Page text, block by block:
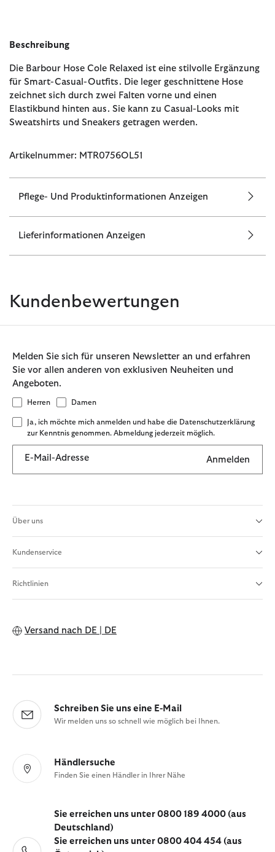
Beschreibung
Die Barbour Hose Cole Relaxed ist eine stilvolle Ergänzung
für Smart-Casual-Outfits. Die leger geschnittene Hose
zeichnet sich durch zwei Falten vorne und einen
Elastikbund hinten aus. Sie kann zu Casual-Looks mit
Sweatshirts und Sneakers getragen werden.
Artikelnummer: MTR0756OL51
Pflege- Und Produktinformationen Anzeigen
Lieferinformationen Anzeigen
Kundenbewertungen
Melden Sie sich für unseren Newsletter an und erfahren
Sie vor allen anderen von exklusiven Neuheiten und
Angeboten.
Herren Damen
Ja, ich möchte mich anmelden und habe die Datenschutzerklärung
zur Kenntnis genommen. Abmeldung jederzeit möglich.
E-Mail-Adresse Anmelden
Über uns
Kundenservice
Richtlinien
Versand nach DE | DE
Schreiben Sie uns eine E-Mail
Wir melden uns so schnell wie möglich bei Ihnen.
Händlersuche
Finden Sie einen Händler in Ihrer Nähe
Sie erreichen uns unter 0800 189 4000 (aus
Deutschland)
Sie erreichen uns unter 0800 404 454 (aus